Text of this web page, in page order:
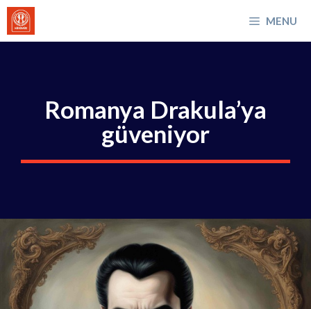
İçeriğe
atla
MENU
Romanya Drakula’ya
güveniyor